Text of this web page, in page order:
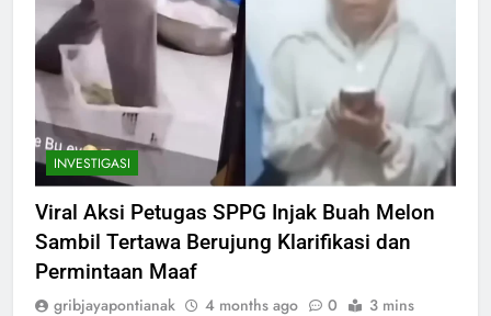
INVESTIGASI
Viral Aksi Petugas SPPG Injak Buah Melon
Sambil Tertawa Berujung Klarifikasi dan
Permintaan Maaf
gribjayapontianak 4 months ago 0 3 mins